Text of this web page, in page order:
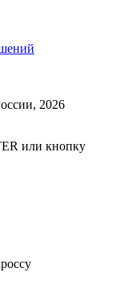
2026
или кнопку